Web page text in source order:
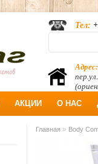
Адрес:
Тел:
АКЦИИ О НАС
Главная » Body